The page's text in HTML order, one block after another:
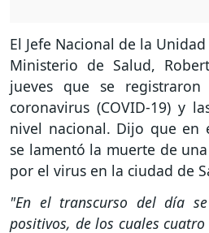
El Jefe Nacional de la
Ministerio de Salud,
jueves que se
coronavirus (COVID-19) y
nivel nacional. Dijo que en
se lamentó la muerte de
por el virus en la ciudad de
"En el transcurso del día
positivos, de los cuales